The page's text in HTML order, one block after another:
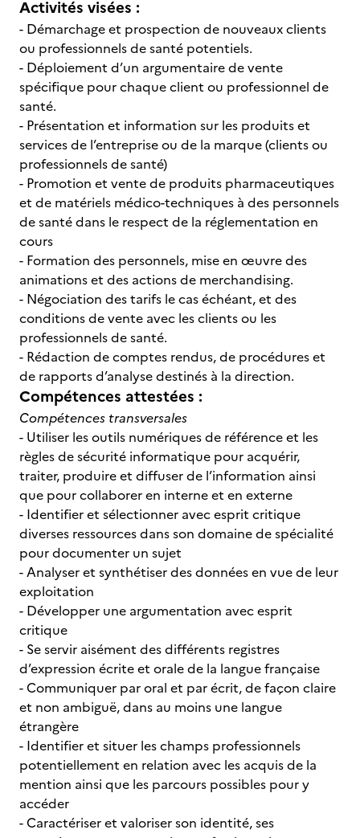
Activités visées :
- Démarchage et prospection de nouveaux clients
ou professionnels de santé potentiels.
- Déploiement d’un argumentaire de vente
spécifique pour chaque client ou professionnel de
santé.
- Présentation et information sur les produits et
services de l’entreprise ou de la marque (clients ou
professionnels de santé)
- Promotion et vente de produits pharmaceutiques
et de matériels médico-techniques à des personnels
de santé dans le respect de la réglementation en
cours
- Formation des personnels, mise en œuvre des
animations et des actions de merchandising.
- Négociation des tarifs le cas échéant, et des
conditions de vente avec les clients ou les
professionnels de santé.
- Rédaction de comptes rendus, de procédures et
de rapports d’analyse destinés à la direction.
Compétences attestées :
Compétences transversales
- Utiliser les outils numériques de référence et les
règles de sécurité informatique pour acquérir,
traiter, produire et diffuser de l’information ainsi
que pour collaborer en interne et en externe
- Identifier et sélectionner avec esprit critique
diverses ressources dans son domaine de spécialité
pour documenter un sujet
- Analyser et synthétiser des données en vue de leur
exploitation
- Développer une argumentation avec esprit
critique
- Se servir aisément des différents registres
d’expression écrite et orale de la langue française
- Communiquer par oral et par écrit, de façon claire
et non ambiguë, dans au moins une langue
étrangère
- Identifier et situer les champs professionnels
potentiellement en relation avec les acquis de la
mention ainsi que les parcours possibles pour y
accéder
- Caractériser et valoriser son identité, ses